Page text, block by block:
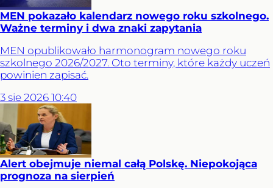
MEN pokazało kalendarz nowego roku szkolnego.
Ważne terminy i dwa znaki zapytania
MEN opublikowało harmonogram nowego roku
szkolnego 2026/2027. Oto terminy, które każdy uczeń
powinien zapisać.
3 sie 2026 10:40
Alert obejmuje niemal całą Polskę. Niepokojąca
prognoza na sierpień